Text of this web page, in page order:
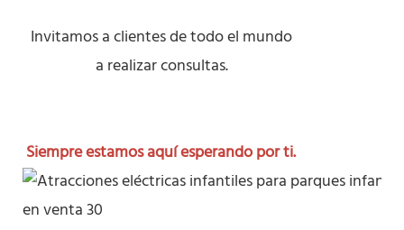
Invitamos a clientes de todo el mundo
a realizar consultas.
Siempre estamos aquí esperando por ti.